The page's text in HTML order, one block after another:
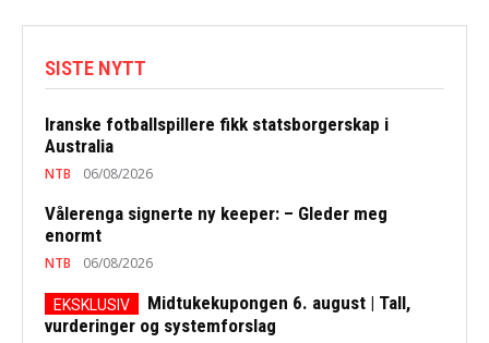
SISTE NYTT
Iranske fotballspillere fikk statsborgerskap i
Australia
NTB 06/08/2026
Vålerenga signerte ny keeper: – Gleder meg
enormt
NTB 06/08/2026
Midtukekupongen 6. august | Tall,
vurderinger og systemforslag